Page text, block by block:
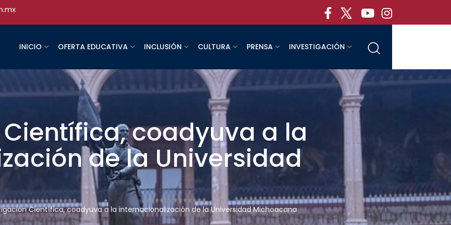
INICIO OFERTA EDUCATIVA INCLUSIÓN CULTURA PRENSA INVESTIGACIÓN
coadyuva a la
de la Universidad
Científica, coadyuva a la internacionalización de la Universidad Michoacana